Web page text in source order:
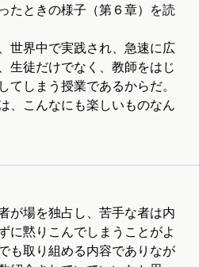
たときの様子（第６章）を読
世界中で実践され、急速に広
生徒だけでなく、教師をはじ
てしまう授業であるからだ。
、こんなにも楽しいものなん
が場を独占し、苦手な者は内
に黙りこんでしまうことがよ
も取り組める内容でありなが